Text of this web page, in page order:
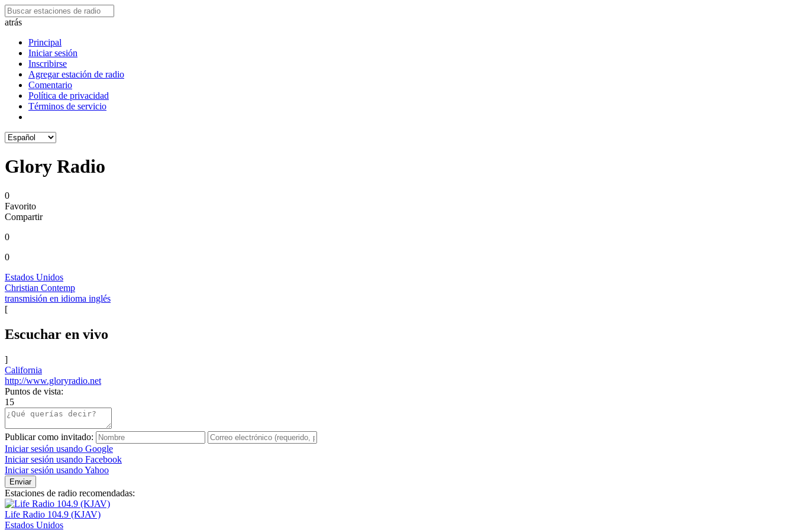
atrás
Principal
Iniciar sesión
Inscribirse
Agregar estación de radio
Comentario
Política de privacidad
Términos de servicio
Glory Radio
0
Favorito
Compartir
0
0
Estados Unidos
Christian Contemp
transmisión en idioma inglés
[
Escuchar en vivo
]
California
http://www.gloryradio.net
Puntos de vista:
15
Publicar como invitado:
Iniciar sesión usando Google
Iniciar sesión usando Facebook
Iniciar sesión usando Yahoo
Enviar
Estaciones de radio recomendadas:
Life Radio 104.9 (KJAV)
Estados Unidos